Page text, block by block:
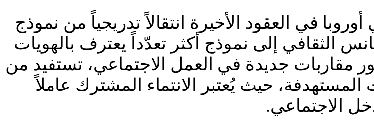
في العقود الأخيرة انتقالاً تدريجياً من نموذج
الثقافي إلى نموذج أكثر تعدّداً يعترف بالهويات
مقاربات جديدة في العمل الاجتماعي، تستفيد من
حيث يُعتبر الانتماء المشترك عاملاً
الاجتماعي.